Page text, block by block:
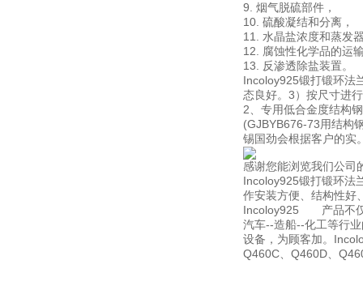
9. 烟气脱硫部件，
10. 硫酸凝结和分离，
11. 水晶盐浓度和蒸发
12. 腐蚀性化学品的运
13. 反渗透除盐装置。
Incoloy925锻打锻环
态良好。3）按尺寸进
2、专用低合金度结构
(GJBYB676-73用结构
锡国劲会根据客户的实
感谢您能浏览我们公司
Incoloy925锻打锻环
作安装方便、结构性好
Incoloy925 产品不仅
汽车--造船--化工等行
设备，为顾客加。
Q460C、Q460D、